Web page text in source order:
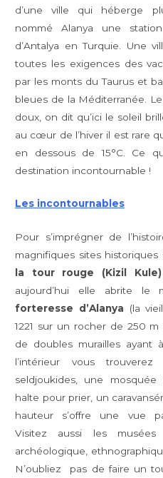
d’une ville qui héberge
nommé Alanya une
d’Antalya en Turquie. Une
toutes les exigences des
par les monts du Taurus et
bleues de la Méditerranée.
doux, on dit qu’ici le soleil
au cœur de l’hiver il est rare
en dessous de 15°C. Ce
destination incontournable !
Les incontournables
Pour s’imprégner de
magnifiques sites
la tour rouge (Kizil Kule)
aujourd’hui elle abrite le
forteresse d’Alanya (la
1221 sur un rocher de 250
de doubles murailles ayant
l’intérieur vous
seldjoukides, une
halte pour prier, un
hauteur s’offre une vue
Visitez aussi les
archéologique,
N’oubliez pas de faire un